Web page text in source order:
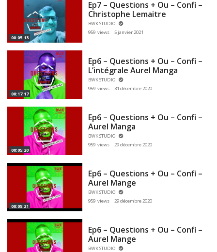
00:05:13
Ep7 – Questions + Ou – Confi –
Christophe Lemaitre
BWK STUDIO
959 views
5 janvier 2021
00:17:17
Ep6 – Questions + Ou – Confi –
L’intégrale Aurel Manga
BWK STUDIO
959 views
31 décembre 2020
00:05:20
Ep6 – Questions + Ou – Confi –
Aurel Manga
BWK STUDIO
959 views
29 décembre 2020
00:05:21
Ep6 – Questions + Ou – Confi –
Aurel Mange
BWK STUDIO
959 views
29 décembre 2020
Ep6 – Questions + Ou – Confi –
Aurel Mange
BWK STUDIO